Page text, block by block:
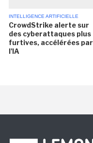
INTELLIGENCE ARTIFICIELLE
CrowdStrike alerte sur
des cyberattaques plus
furtives, accélérées par
l'IA